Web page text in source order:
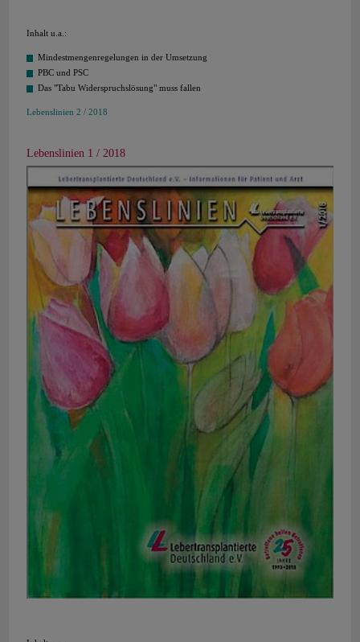
Inhalt u.a.:
Mindestmengenregelungen in der Umsetzung
PBC und PSC
Das "Tabu Widerspruchslösung" muss fallen
Lebenslinien 2 / 2018
Lebenslinien 1 / 2018